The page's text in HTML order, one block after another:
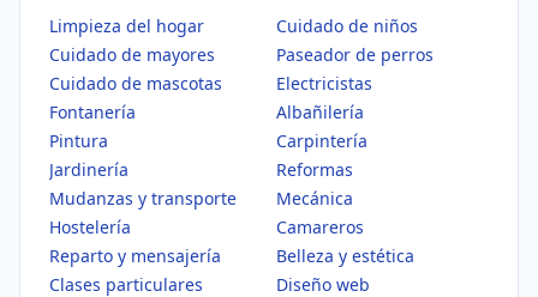
Limpieza del hogar
Cuidado de niños
Cuidado de mayores
Paseador de perros
Cuidado de mascotas
Electricistas
Fontanería
Albañilería
Pintura
Carpintería
Jardinería
Reformas
Mudanzas y transporte
Mecánica
Hostelería
Camareros
Reparto y mensajería
Belleza y estética
Clases particulares
Diseño web